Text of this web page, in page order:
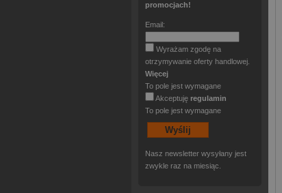
promocjach!
Email:
Wyrażam zgodę na
otrzymywanie oferty handlowej.
Więcej
To pole jest wymagane
Akceptuję regulamin
To pole jest wymagane
Nasz newsletter wysyłany jest
zwykle raz na miesiąc.